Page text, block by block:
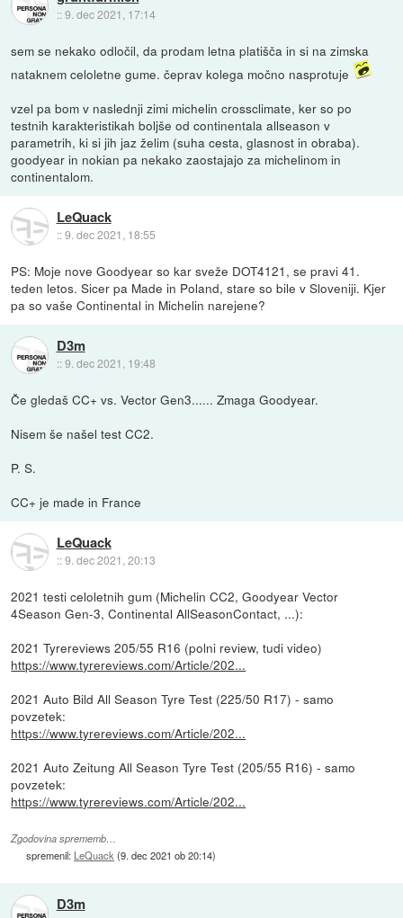
::9. dec 2021, 17:14
sem se nekako odločil, da prodam letna platišča in si na zimska
nataknem celoletne gume. čeprav kolega močno nasprotuje
vzel pa bom v naslednji zimi michelin crossclimate, ker so po
testnih karakteristikah boljše od continentala allseason v
parametrih, ki si jih jaz želim (suha cesta, glasnost in obraba).
goodyear in nokian pa nekako zaostajajo za michelinom in
continentalom.
LeQuack
::9. dec 2021, 18:55
PS: Moje nove Goodyear so kar sveže DOT4121, se pravi 41.
teden letos. Sicer pa Made in Poland, stare so bile v Sloveniji. Kjer
pa so vaše Continental in Michelin narejene?
D3m
::9. dec 2021, 19:48
Če gledaš CC+ vs. Vector Gen3...... Zmaga Goodyear.
Nisem še našel test CC2.
P. S.
CC+ je made in France
LeQuack
::9. dec 2021, 20:13
2021 testi celoletnih gum (Michelin CC2, Goodyear Vector
4Season Gen-3, Continental AllSeasonContact, ...):
2021 Tyrereviews 205/55 R16 (polni review, tudi video)
https://www.tyrereviews.com/Article/202...
2021 Auto Bild All Season Tyre Test (225/50 R17) - samo
povzetek:
https://www.tyrereviews.com/Article/202...
2021 Auto Zeitung All Season Tyre Test (205/55 R16) - samo
povzetek:
https://www.tyrereviews.com/Article/202...
Zgodovina sprememb…
spremenil: LeQuack(9. dec 2021 ob 20:14)
D3m